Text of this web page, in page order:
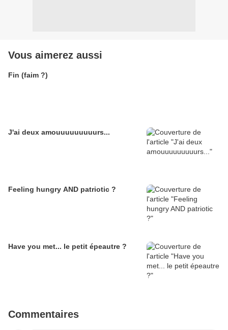
Vous aimerez aussi
Fin (faim ?)
J'ai deux amouuuuuuuuurs...
Feeling hungry AND patriotic ?
Have you met... le petit épeautre ?
Commentaires